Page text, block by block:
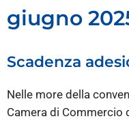
giugno
Scadenza
Nelle more della
Camera di Commercio